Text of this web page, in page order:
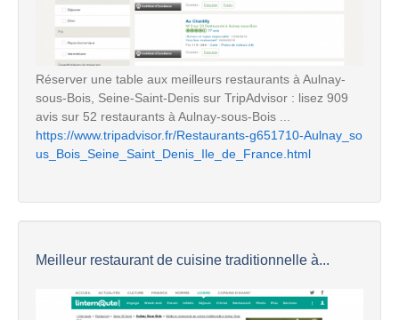
Réserver une table aux meilleurs restaurants à Aulnay-
sous-Bois, Seine-Saint-Denis sur TripAdvisor : lisez 909
avis sur 52 restaurants à Aulnay-sous-Bois ...
https://www.tripadvisor.fr/Restaurants-g651710-Aulnay_so
us_Bois_Seine_Saint_Denis_Ile_de_France.html
Meilleur restaurant de cuisine traditionnelle à...